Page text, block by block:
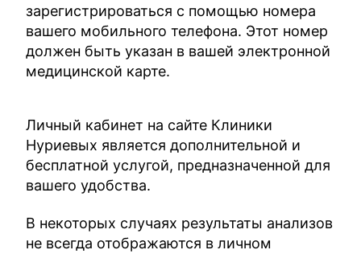
зарегистрироваться с помощью номера
вашего мобильного телефона. Этот номер
должен быть указан в вашей электронной
медицинской карте.
Личный кабинет на сайте Клиники
Нуриевых является дополнительной и
бесплатной услугой, предназначенной для
вашего удобства.
В некоторых случаях результаты анализов
не всегда отображаются в личном